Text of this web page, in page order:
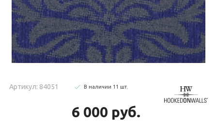
Артикул: 84051 В наличии 11 шт
6 000 руб.